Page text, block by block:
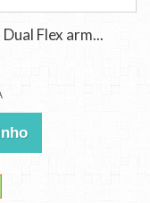
Flex arm...